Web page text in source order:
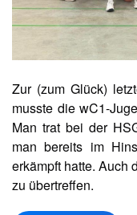
Zur (zum Glück)
musste die wC1-
Man trat bei der
man bereits im
erkämpft hatte. Auch
zu übertreffen.